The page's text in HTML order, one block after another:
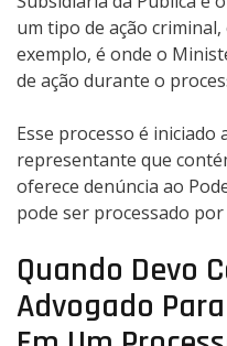
um tipo de ação
exemplo, é onde o
de ação durante o
Esse processo é iniciado
representante que
oferece denúncia ao
pode ser processado
Quando Devo
Advogado